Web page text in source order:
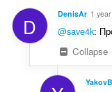
:
i
D DenisAr 1
@save4k:
Collapse